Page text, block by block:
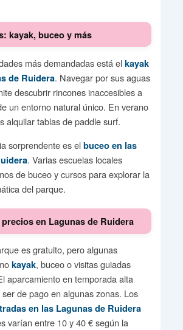
kayak, buceo y más
más demandadas está el kayak
de Ruidera. Navegar por sus aguas
descubrir rincones inaccesibles a
un entorno natural único. En verano
alquilar tablas de paddle surf.
sorprendente es el buceo en las
. Varias escuelas locales
de buceo y cursos para explorar la
del parque.
en Lagunas de Ruidera
es gratuito, pero algunas
kayak, buceo o visitas guiadas
aparcamiento en temporada alta
de pago en algunas zonas. Los
en las Lagunas de Ruidera
varían entre 10 y 40 € según la